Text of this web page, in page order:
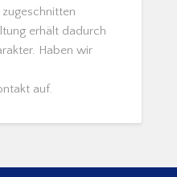
erhält dadurch
Haben wir
auf.